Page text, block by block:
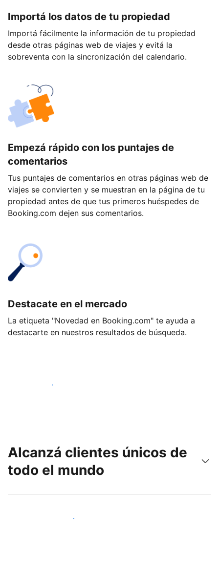
Importá los datos de tu propiedad
Importá fácilmente la información de tu propiedad
desde otras páginas web de viajes y evitá la
sobreventa con la sincronización del calendario.
Empezá rápido con los puntajes de
comentarios
Tus puntajes de comentarios en otras páginas web de
viajes se convierten y se muestran en la página de tu
propiedad antes de que tus primeros huéspedes de
Booking.com dejen sus comentarios.
Destacate en el mercado
La etiqueta "Novedad en Booking.com" te ayuda a
destacarte en nuestros resultados de búsqueda.
Empezá hoy mismo
Alcanzá clientes únicos de
todo el mundo
Llegá a huéspedes nuevos hoy